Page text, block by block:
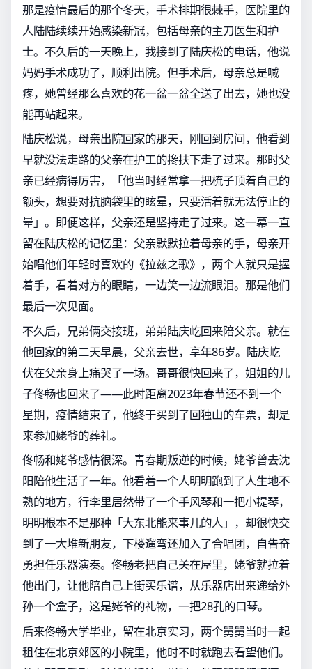
那是疫情最后的那个冬天，手术排期很棘手，医院里的
人陆陆续续开始感染新冠，包括母亲的主刀医生和护
士。不久后的一天晚上，我接到了陆庆松的电话，他说
妈妈手术成功了，顺利出院。但手术后，母亲总是喊
疼，她曾经那么喜欢的花一盆一盆全送了出去，她也没
能再站起来。
陆庆松说，母亲出院回家的那天，刚回到房间，他看到
早就没法走路的父亲在护工的搀扶下走了过来。那时父
亲已经病得厉害，「他当时经常拿一把梳子顶着自己的
额头，想要对抗脑袋里的眩晕，只要活着就无法停止的
晕」。即便这样，父亲还是坚持走了过来。这一幕一直
留在陆庆松的记忆里：父亲默默拉着母亲的手，母亲开
始唱他们年轻时喜欢的《拉兹之歌》，两个人就只是握
着手，看着对方的眼睛，一边笑一边流眼泪。那是他们
最后一次见面。
不久后，兄弟俩交接班，弟弟陆庆屹回来陪父亲。就在
他回家的第二天早晨，父亲去世，享年86岁。陆庆屹
伏在父亲身上痛哭了一场。哥哥很快回来了，姐姐的儿
子佟畅也回来了——此时距离2023年春节还不到一个
星期，疫情结束了，他终于买到了回独山的车票，却是
来参加姥爷的葬礼。
佟畅和姥爷感情很深。青春期叛逆的时候，姥爷曾去沈
阳陪他生活了一年。他看着一个人明明跑到了人生地不
熟的地方，行李里居然带了一个手风琴和一把小提琴，
明明根本不是那种「大东北能来事儿的人」，却很快交
到了一大堆新朋友，下楼遛弯还加入了合唱团，自告奋
勇担任乐器演奏。佟畅老把自己关在屋里，姥爷就拉着
他出门，让他陪自己上街买乐谱，从乐器店出来递给外
孙一个盒子，这是姥爷的礼物，一把28孔的口琴。
后来佟畅大学毕业，留在北京实习，两个舅舅当时一起
租住在北京郊区的小院里，他时不时就跑去看望他们。